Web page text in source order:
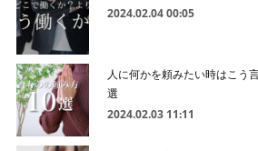
2024.02.04 00:05
人に何かを頼みたい時はこう
選
2024.02.03 11:11